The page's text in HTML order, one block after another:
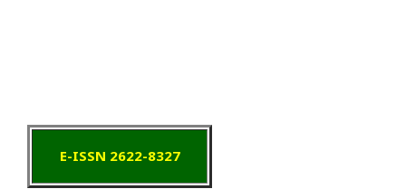
E-ISSN 2622-8327